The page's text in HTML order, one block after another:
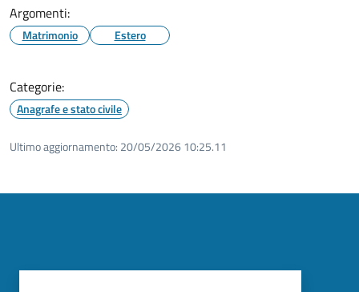
Argomenti:
Matrimonio Estero
Categorie:
Anagrafe e stato civile
Ultimo aggiornamento: 20/05/2026 10:25.11